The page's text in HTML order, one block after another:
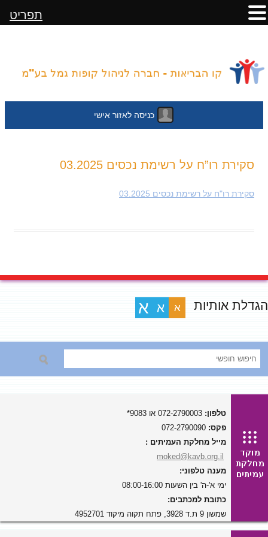
כניסה לאזור אישי
לתוכן
סקירת רו”ח על רשימת נכסים 03.2025
סקירת רו"ח על רשימת נכסים 03.2025
הגדלת אותיות א א א
טלפון:
פקס:
מייל מחלקת העמיתים :
moked@kavb.org.il
מענה טלפוני:
ימי א'-ה' בין השעות 08:00-16:00
כתובת למכתבים:
שמשון 9 ת.ד 3928, פתח תקוה מיקוד 4952701
תפריט